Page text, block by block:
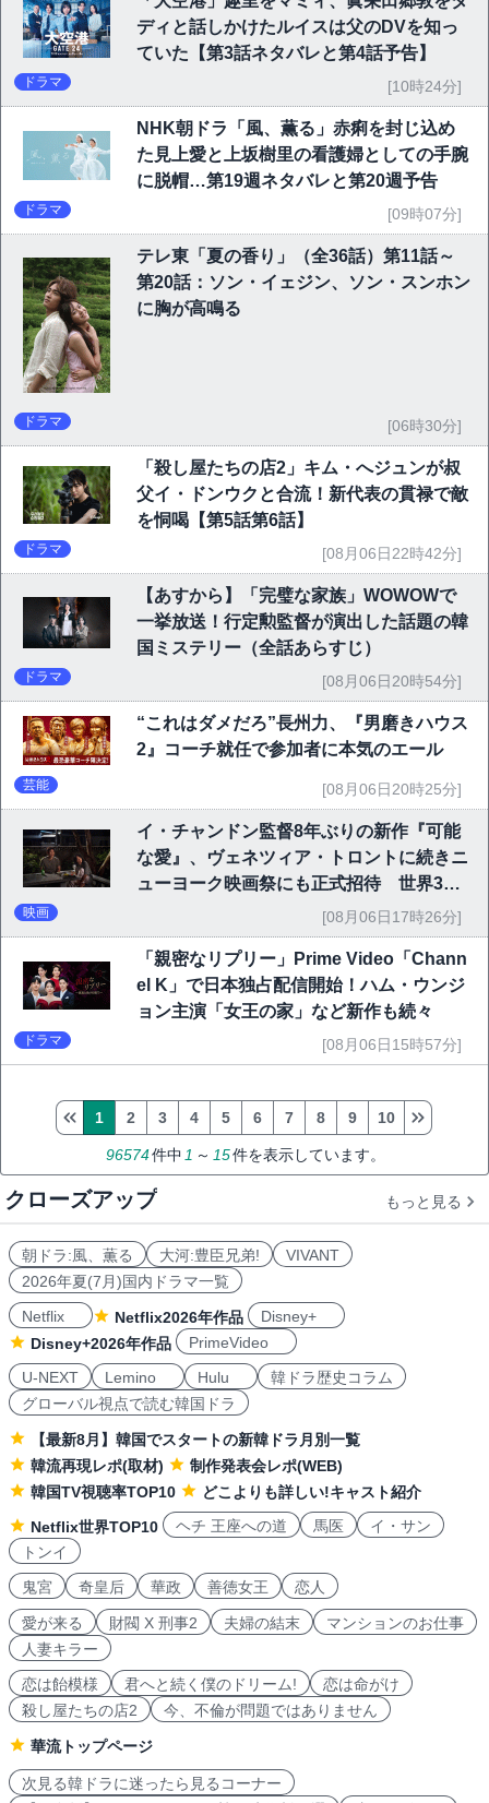
ディと話しかけたルイスは父のDVを知っ
ていた【第3話ネタバレと第4話予告】
ドラマ [10時24分]
NHK朝ドラ「風、薫る」赤痢を封じ込め
た見上愛と上坂樹里の看護婦としての手腕
に脱帽…第19週ネタバレと第20週予告
ドラマ [09時07分]
テレ東「夏の香り」（全36話）第11話～
第20話：ソン・イェジン、ソン・スンホン
に胸が高鳴る
ドラマ [06時30分]
「殺し屋たちの店2」キム・へジュンが叔
父イ・ドンウクと合流！新代表の貫禄で敵
を恫喝【第5話第6話】
ドラマ [08月06日22時42分]
【あすから】「完璧な家族」WOWOWで
一挙放送！行定勲監督が演出した話題の韓
国ミステリー（全話あらすじ）
ドラマ [08月06日20時54分]
“これはダメだろ”長州力、『男磨きハウス
2』コーチ就任で参加者に本気のエール
芸能 [08月06日20時25分]
イ・チャンドン監督8年ぶりの新作『可能
な愛』、ヴェネツィア・トロントに続きニ
ューヨーク映画祭にも正式招待 世界3大
映画祭で快挙｜Netflix映画
映画 [08月06日17時26分]
「親密なリプリー」Prime Video「Chann
el K」で日本独占配信開始！ハム・ウンジ
ョン主演「女王の家」など新作も続々
ドラマ [08月06日15時57分]
96574件中 1 ～ 15件を表示しています。
1 2 3 4 5 6 7 8 9 10
クローズアップ もっと見る
朝ドラ:風、薫る 大河:豊臣兄弟!
VIVANT
2026年夏(7月)国内ドラマ一覧
Netflix
Netflix2026年作品
Disney+
Disney+2026年作品
PrimeVideo
U-NEXT
Lemino Hulu
韓ドラ歴史コラム
グローバル視点で読む韓国ドラ
【最新8月】韓国でスタートの新韓ドラ月別一覧
韓流再現レポ(取材)
制作発表会レポ(WEB)
韓国TV視聴率TOP10
どこよりも詳しい!キャスト紹介
Netflix世界TOP10
ヘチ 王座への道 馬医
イ・サン
トンイ
鬼宮
奇皇后 華政 善徳女王 恋人
愛が来る 財閥 X 刑事2 夫婦の結末
マンションのお仕事
人妻キラー
恋は飴模様
君へと続く僕のドリーム!
恋は命がけ
殺し屋たちの店2
今、不倫が問題ではありません
華流トップページ
次見る韓ドラに迷ったら見るコーナー